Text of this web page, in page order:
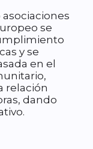
se
y se
en el
relación
dando